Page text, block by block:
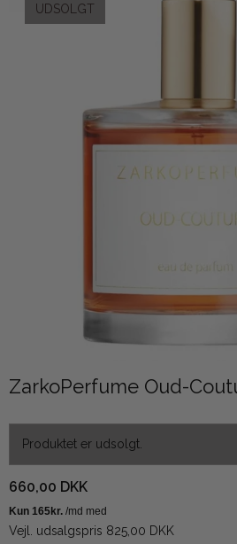
UDSOLGT
ZarkoPerfume Oud-
Produktet er udsolgt.
660,00 DKK
Vejl. udsalgspris 825,00 DKK